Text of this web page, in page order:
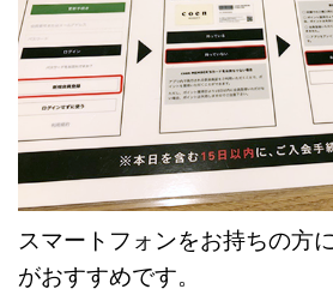
スマートフォンをお持ちの方
がおすすめです。